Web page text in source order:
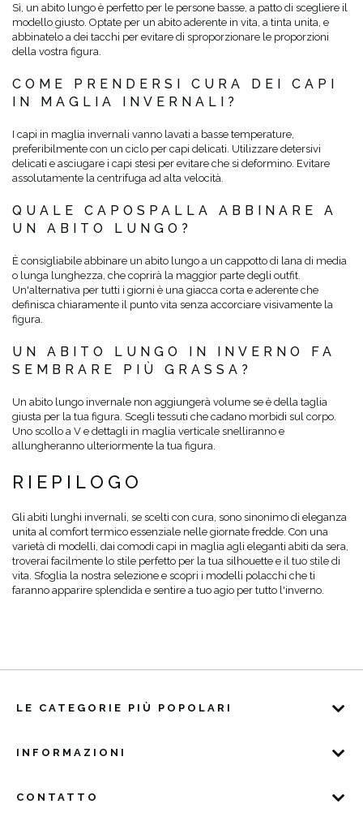
Sì, un abito lungo è perfetto per le persone basse, a patto di scegliere il
modello giusto. Optate per un abito aderente in vita, a tinta unita, e
abbinatelo a dei tacchi per evitare di sproporzionare le proporzioni
della vostra figura.
COME PRENDERSI CURA DEI CAPI
IN MAGLIA INVERNALI?
I capi in maglia invernali vanno lavati a basse temperature,
preferibilmente con un ciclo per capi delicati. Utilizzare detersivi
delicati e asciugare i capi stesi per evitare che si deformino. Evitare
assolutamente la centrifuga ad alta velocità.
QUALE CAPOSPALLA ABBINARE A
UN ABITO LUNGO?
È consigliabile abbinare un abito lungo a un cappotto di lana di media
o lunga lunghezza, che coprirà la maggior parte degli outfit.
Un'alternativa per tutti i giorni è una giacca corta e aderente che
definisca chiaramente il punto vita senza accorciare visivamente la
figura.
UN ABITO LUNGO IN INVERNO FA
SEMBRARE PIÙ GRASSA?
Un abito lungo invernale non aggiungerà volume se è della taglia
giusta per la tua figura. Scegli tessuti che cadano morbidi sul corpo.
Uno scollo a V e dettagli in maglia verticale snelliranno e
allungheranno ulteriormente la tua figura.
RIEPILOGO
Gli abiti lunghi invernali, se scelti con cura, sono sinonimo di eleganza
unita al comfort termico essenziale nelle giornate fredde. Con una
varietà di modelli, dai comodi capi in maglia agli eleganti abiti da sera,
troverai facilmente lo stile perfetto per la tua silhouette e il tuo stile di
vita. Sfoglia la nostra selezione e scopri i modelli polacchi che ti
faranno apparire splendida e sentire a tuo agio per tutto l'inverno.
LE CATEGORIE PIÙ POPOLARI
INFORMAZIONI
CONTATTO